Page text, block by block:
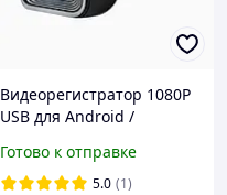
Видеорегистратор 1080P
USB для Android /
ночным видением
Готово к отправке
5.0 (1)